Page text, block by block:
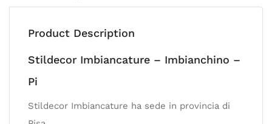
Product Description
Stildecor Imbiancature – Imbianchino –
Pi
Stildecor Imbiancature ha sede in provincia di